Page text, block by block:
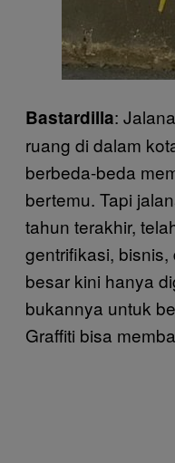
Bastardilla:
ruang di dalam
berbeda-beda
bertemu. Tapi
tahun terakhir,
gentrifikasi,
besar kini hanya
bukannya untuk
Graffiti bisa